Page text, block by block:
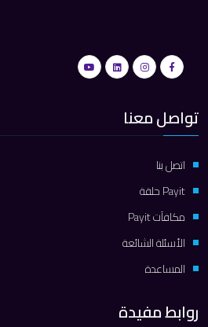
تواصل معنا
اتصل بنا
Payit حلقة
مكافآت Payit
الأسئلة الشائعة
المساعدة
روابط مفيدة